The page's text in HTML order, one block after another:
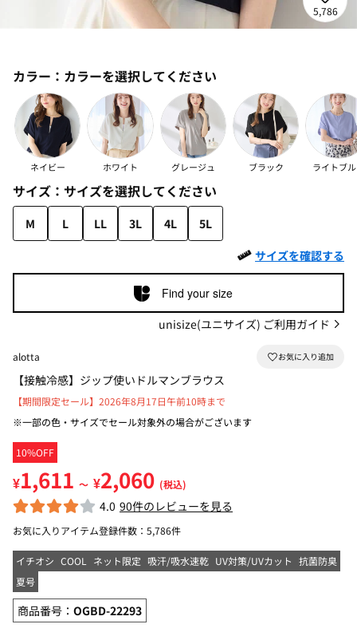
5,786
カラー： カラーを選択してください
ネイビー ホワイト グレージュ ブラック ライトブ
サイズ： サイズを選択してください
M L LL 3L 4L
5L
サイズを確認する
Find your size
unisize(ユニサイズ) ご利用ガイド
alotta
【接触冷感】ジップ使いドルマンブラウス
10%OFF
【期間限定セール】2026年8月17日午前10時まで
※一部の色・サイズでセール対象外の場合がございます
¥1,611 ～ ¥2,060 (税込)
4.0 90件のレビューを見る
お気に入りアイテム登録件数： 5,786件
イチオシ COOL ネット限定 吸汗/吸水速乾 UV対策/UVカット 抗菌防臭
夏号
商品番号： OGBD-22293